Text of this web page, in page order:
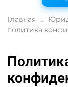
Главная
политика
политика